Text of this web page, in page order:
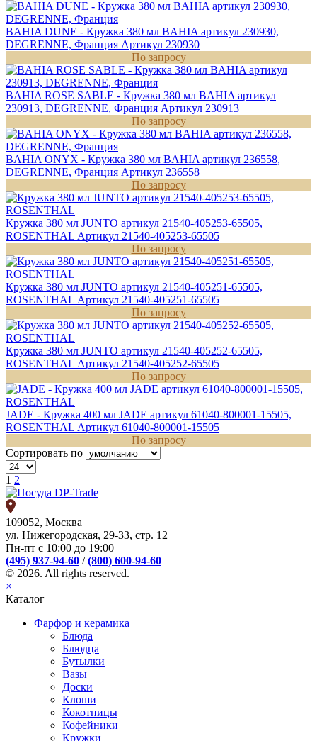
BAHIA DUNE - Кружка 380 мл BAHIA артикул 230930,
DEGRENNE, Франция Артикул 230930
По запросу
BAHIA ROSE SABLE - Кружка 380 мл BAHIA артикул
230913, DEGRENNE, Франция Артикул 230913
По запросу
BAHIA ONYX - Кружка 380 мл BAHIA артикул 236558,
DEGRENNE, Франция Артикул 236558
По запросу
Кружка 380 мл JUNTO артикул 21540-405253-65505,
ROSENTHAL Артикул 21540-405253-65505
По запросу
Кружка 380 мл JUNTO артикул 21540-405251-65505,
ROSENTHAL Артикул 21540-405251-65505
По запросу
Кружка 380 мл JUNTO артикул 21540-405252-65505,
ROSENTHAL Артикул 21540-405252-65505
По запросу
JADE - Кружка 400 мл JADE артикул 61040-800001-15505,
ROSENTHAL Артикул 61040-800001-15505
По запросу
Сортировать по
1 2
109052, Москва
ул. Нижегородская, 29-33, стр. 12
Пн-пт с 10:00 до 19:00
(495) 937-94-60 /(800) 600-94-60
© 2026. All rights reserved.
×
Каталог
Фарфор и керамика
Блюда
Блюдца
Бутылки
Вазы
Доски
Клоши
Кокотницы
Кофейники
Кружки